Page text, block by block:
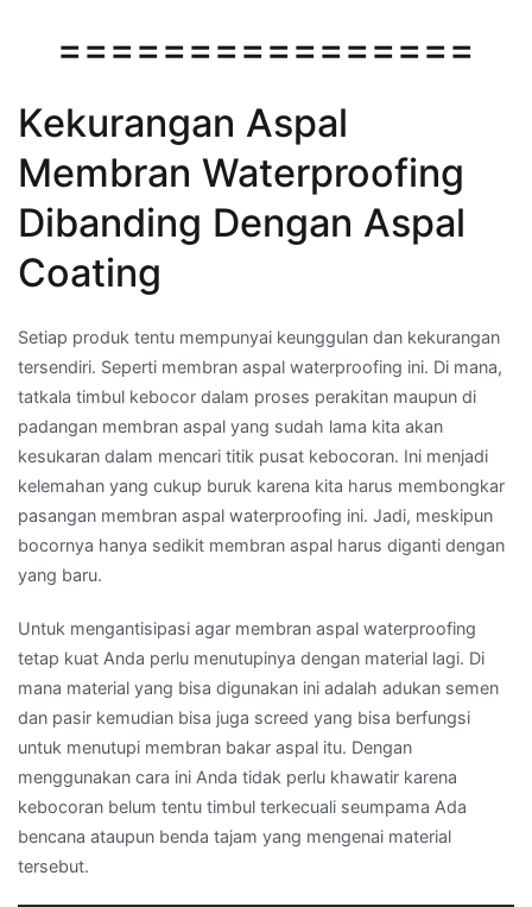
================
Kekurangan Aspal
Membran Waterproofing
Dibanding Dengan Aspal
Coating
Setiap produk tentu mempunyai keunggulan dan kekurangan
tersendiri. Seperti membran aspal waterproofing ini. Di mana,
tatkala timbul kebocor dalam proses perakitan maupun di
padangan membran aspal yang sudah lama kita akan
kesukaran dalam mencari titik pusat kebocoran. Ini menjadi
kelemahan yang cukup buruk karena kita harus membongkar
pasangan membran aspal waterproofing ini. Jadi, meskipun
bocornya hanya sedikit membran aspal harus diganti dengan
yang baru.
Untuk mengantisipasi agar membran aspal waterproofing
tetap kuat Anda perlu menutupinya dengan material lagi. Di
mana material yang bisa digunakan ini adalah adukan semen
dan pasir kemudian bisa juga screed yang bisa berfungsi
untuk menutupi membran bakar aspal itu. Dengan
menggunakan cara ini Anda tidak perlu khawatir karena
kebocoran belum tentu timbul terkecuali seumpama Ada
bencana ataupun benda tajam yang mengenai material
tersebut.